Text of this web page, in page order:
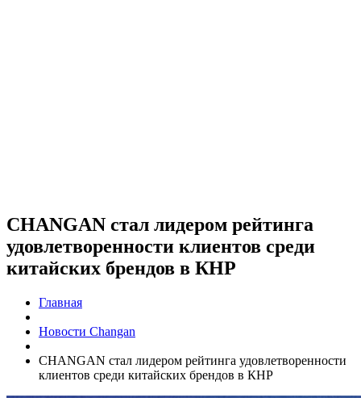
CHANGAN стал лидером рейтинга
удовлетворенности клиентов среди
китайских брендов в КНР
Главная
Новости Changan
CHANGAN стал лидером рейтинга удовлетворенности
клиентов среди китайских брендов в КНР